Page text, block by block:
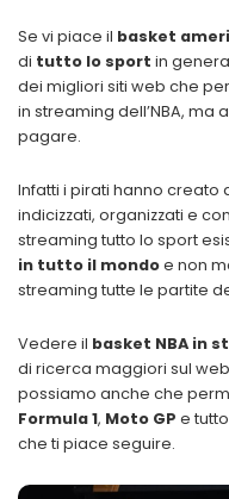
Se vi piace il basket
di tutto lo sport in
dei migliori siti web che
in streaming dell’NBA, ma
pagare.
Infatti i pirati hanno
indicizzati, organizzati e
streaming tutto lo sport
in tutto il mondoe non
streaming tutte le partite
Vedere il basket NBA in
di ricerca maggiori sul web
possiamo anche che
Formula 1, Moto GP e
che ti piace seguire.